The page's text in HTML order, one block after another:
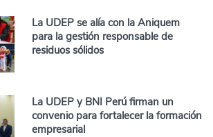
La UDEP se alía con la Aniquem
para la gestión responsable de
residuos sólidos
La UDEP y BNI Perú firman un
convenio para fortalecer la formación
empresarial